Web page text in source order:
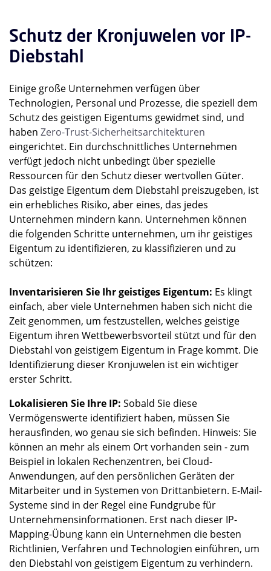
Schutz der Kronjuwelen vor IP-
Diebstahl
Einige große Unternehmen verfügen über
Technologien, Personal und Prozesse, die speziell dem
Schutz des geistigen Eigentums gewidmet sind, und
haben Zero-Trust-Sicherheitsarchitekturen
eingerichtet. Ein durchschnittliches Unternehmen
verfügt jedoch nicht unbedingt über spezielle
Ressourcen für den Schutz dieser wertvollen Güter.
Das geistige Eigentum dem Diebstahl preiszugeben, ist
ein erhebliches Risiko, aber eines, das jedes
Unternehmen mindern kann. Unternehmen können
die folgenden Schritte unternehmen, um ihr geistiges
Eigentum zu identifizieren, zu klassifizieren und zu
schützen:
Inventarisieren Sie Ihr geistiges Eigentum: Es klingt
einfach, aber viele Unternehmen haben sich nicht die
Zeit genommen, um festzustellen, welches geistige
Eigentum ihren Wettbewerbsvorteil stützt und für den
Diebstahl von geistigem Eigentum in Frage kommt. Die
Identifizierung dieser Kronjuwelen ist ein wichtiger
erster Schritt.
Lokalisieren Sie Ihre IP: Sobald Sie diese
Vermögenswerte identifiziert haben, müssen Sie
herausfinden, wo genau sie sich befinden. Hinweis: Sie
können an mehr als einem Ort vorhanden sein - zum
Beispiel in lokalen Rechenzentren, bei Cloud-
Anwendungen, auf den persönlichen Geräten der
Mitarbeiter und in Systemen von Drittanbietern. E-Mail-
Systeme sind in der Regel eine Fundgrube für
Unternehmensinformationen. Erst nach dieser IP-
Mapping-Übung kann ein Unternehmen die besten
Richtlinien, Verfahren und Technologien einführen, um
den Diebstahl von geistigem Eigentum zu verhindern.